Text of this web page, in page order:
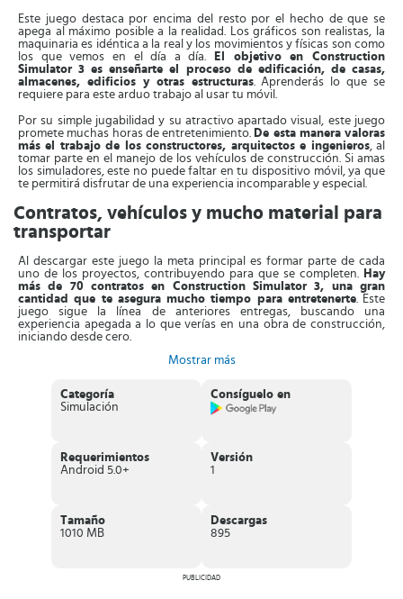
Este juego destaca por encima del resto por el hecho de que se
apega al máximo posible a la realidad. Los gráficos son realistas, la
maquinaria es idéntica a la real y los movimientos y físicas son como
los que vemos en el día a día.
El objetivo en Construction
Simulator 3 es enseñarte el proceso de edificación, de casas,
almacenes, edificios y otras estructuras. Aprenderás lo que se
requiere para este arduo trabajo al usar tu móvil.
Por su simple jugabilidad y su atractivo apartado visual, este juego
promete muchas horas de entretenimiento. De esta manera valoras
más el trabajo de los constructores, arquitectos e ingenieros, al
tomar parte en el manejo de los vehículos de construcción. Si amas
los simuladores, este no puede faltar en tu dispositivo móvil, ya que
te permitirá disfrutar de una experiencia incomparable y especial.
Contratos, vehículos y mucho material para
transportar
Al descargar este juego la meta principal es formar parte de cada
uno de los proyectos, contribuyendo para que se completen. Hay
más de 70 contratos en Construction Simulator 3, una gran
cantidad que te asegura mucho tiempo para entretenerte. Este
juego sigue la línea de anteriores entregas, buscando una
experiencia apegada a lo que verías en una obra de construcción,
iniciando desde cero.
La precisión debe formar parte de cada trabajo, donde participarás
será transportarlo y finalmente tendrás que emplearlo en la
edificación. Lo más atractivo del juego es la maquinaria, camiones,
excavadoras, grúas y todo tipo de vehículos de trabajo están
otras más existen en el juego.
Las ubicaciones son otro atractivo de Construction Simulator 3,
nocturnos, temprano en la mañana y en las tardes, enfrentando
el clima. La meta final es cumplir con cada contrato en el tiempo
estimado, haciendo crecer la empresa con las ganancias obtenidas
Características de Construction Simulator 3
Mostrar más
Categoría
Simulación
Consíguelo en
Requerimientos
Android 5.0+
Versión
1
Tamaño
1010 MB
Descargas
895
PUBLICIDAD